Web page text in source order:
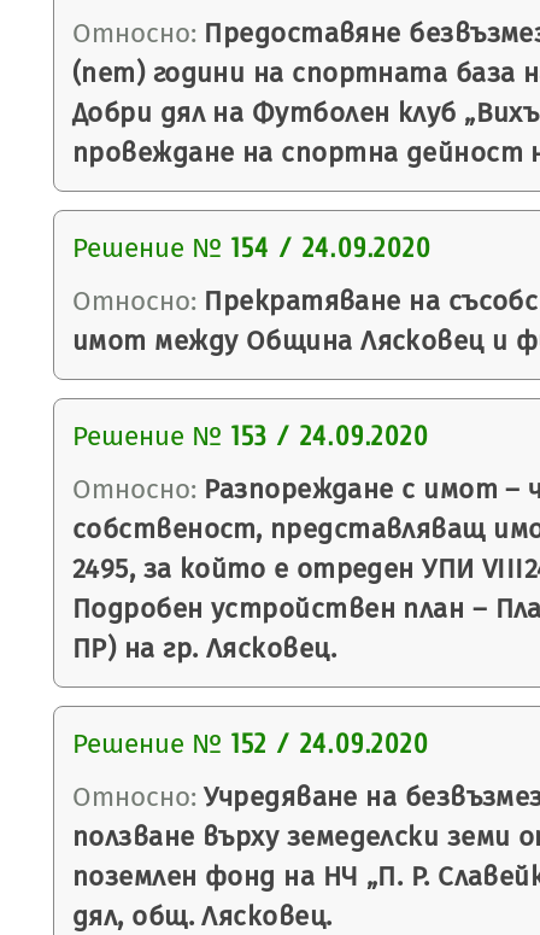
Относно: Предоставяне
(пет) години на спортната база
Добри дял на Футболен клуб
провеждане на спортна дейност
Решение № 154 / 24.09.2020
Относно: Прекратяване на
имот между Община Лясковец и
Решение № 153 / 24.09.2020
Относно: Разпореждане с имот –
собственост, представляващ
2495, за който е отреден УПИ
Подробен устройствен план –
ПР) на гр. Лясковец.
Решение № 152 / 24.09.2020
Относно: Учредяване на
ползване върху земеделски земи
поземлен фонд на НЧ „П. Р.
дял, общ. Лясковец.